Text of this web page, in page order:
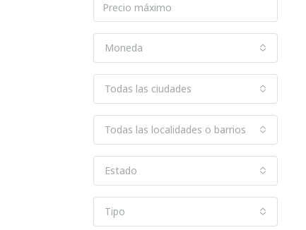
Moneda
Todas las ciudades
Todas las localidades o barrios
Estado
Tipo